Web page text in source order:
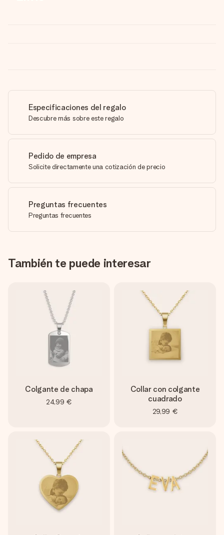
Especificaciones del regalo
Descubre más sobre este regalo
Pedido de empresa
Solicite directamente una cotización de precio
Preguntas frecuentes
Preguntas frecuentes
También te puede interesar
Colgante de chapa
24,99 €
Collar con colgante
cuadrado
29,99 €